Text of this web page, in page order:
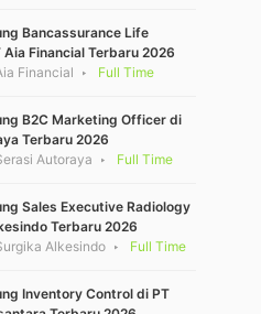
Bancassurance Life
Financial Terbaru 2026
Financial Full Time
B2C Marketing Officer di
Terbaru 2026
Autoraya Full Time
Sales Executive Radiology
Terbaru 2026
Alkesindo Full Time
Inventory Control di PT